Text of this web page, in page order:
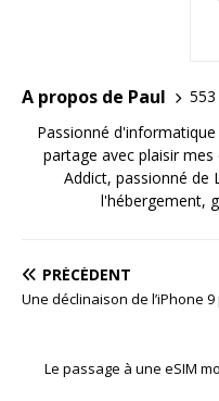
A propos de Paul
Passionné
partage avec plaisir mes
Addict, passionné de
l'hébergement,
PRÉCÉDENT
Une déclinaison de l’iPhone
Le passage à une eSIM